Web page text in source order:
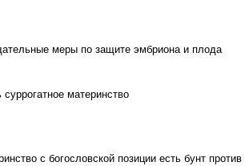
меры по защите эмбриона и плода
материнство
с богословской позиции есть бунт против